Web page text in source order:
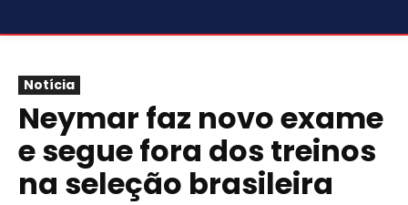
Notícia
Neymar faz novo exame
e segue fora dos treinos
na seleção brasileira